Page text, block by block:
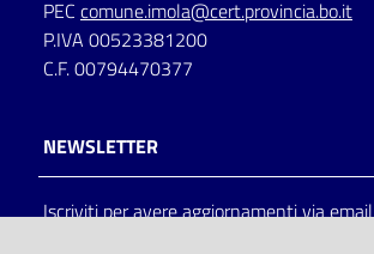
PEC comune.imola@cert.provincia.bo.it
P.IVA 00523381200
C.F. 00794470377
NEWSLETTER
Iscriviti per avere aggiornamenti via email